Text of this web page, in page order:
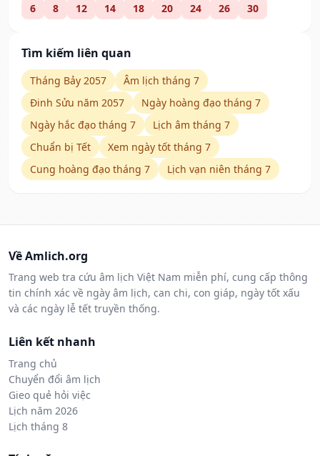
6 8 12 14 18 20 24 26 30
Tìm kiếm liên quan
Tháng Bảy 2057
Âm lịch tháng 7
Đinh Sửu năm 2057
Ngày hoàng đạo tháng 7
Ngày hắc đạo tháng 7
Lịch âm tháng 7
Chuẩn bị Tết
Xem ngày tốt tháng 7
Cung hoàng đạo tháng 7
Lịch vạn niên tháng 7
Về Amlich.org
Trang web tra cứu âm lịch Việt Nam miễn phí, cung cấp thông
tin chính xác về ngày âm lịch, can chi, con giáp, ngày tốt xấu
và các ngày lễ tết truyền thống.
Liên kết nhanh
Trang chủ
Chuyển đổi âm lịch
Gieo quẻ hỏi việc
Lịch năm 2026
Lịch tháng 8